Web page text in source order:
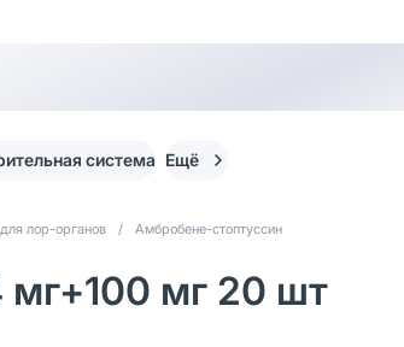
система Ещё
лор-органов / Амбробене-стоптуссин
мг+100 мг 20 шт